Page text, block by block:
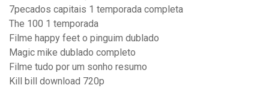
7pecados capitais 1 temporada completa
The 100 1 temporada
Filme happy feet o pinguim dublado
Magic mike dublado completo
Filme tudo por um sonho resumo
Kill bill download 720p